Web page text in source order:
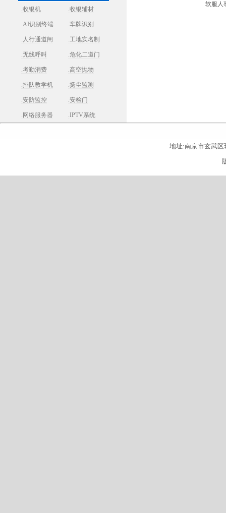
.收银机 .收银辅材
.AI识别终端 .车牌识别
.人行通道闸 .工地实名制
.无线呼叫 .危化二道门
.考勤消费 .高空抛物
.排队教学机 .扬尘监测
.安防监控 .安检门
.网络服务器 .IPTV系统
软服人
地址:南京市玄武区